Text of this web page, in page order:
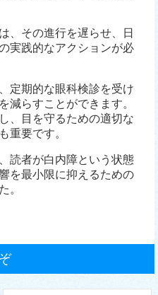
、その進行を遅らせ、日
実践的なアクションが必
定期的な眼科検診を受け
減らすことができます。
、目を守るための適切な
重要です。
読者が白内障という状態
を最小限に抑えるための
。